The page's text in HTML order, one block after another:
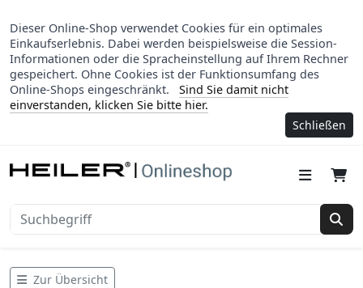
Dieser Online-Shop verwendet Cookies für ein optimales
Einkaufserlebnis. Dabei werden beispielsweise die Session-
Informationen oder die Spracheinstellung auf Ihrem Rechner
gespeichert. Ohne Cookies ist der Funktionsumfang des
Online-Shops eingeschränkt.
Sind Sie damit nicht
einverstanden, klicken Sie bitte hier.
Schließen
Zur Übersicht